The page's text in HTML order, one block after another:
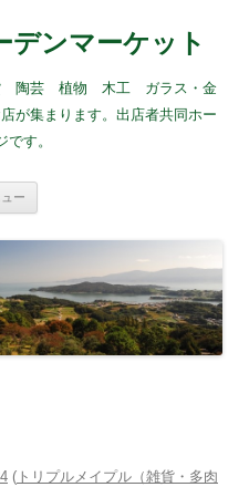
デンマーケット
陶芸 植物 木工 ガラス・金
集まります。出店者共同ホー
です。
ュー
ス
キ
ッ
プ
( トリプルメイプル（雑貨・多肉